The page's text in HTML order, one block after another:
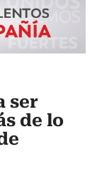
ser
de lo